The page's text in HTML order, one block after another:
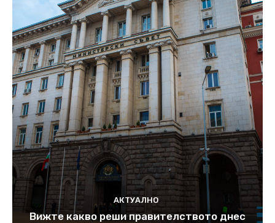
АКТУАЛНО
Вижте какво реши правителството днес